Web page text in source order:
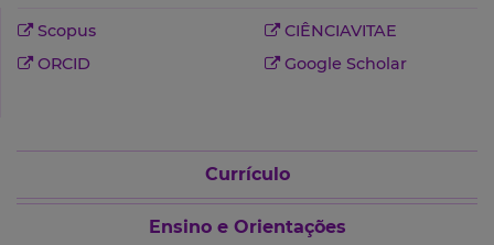
Scopus
CIÊNCIAVITAE
ORCID
Google Scholar
Currículo
Ensino e Orientações